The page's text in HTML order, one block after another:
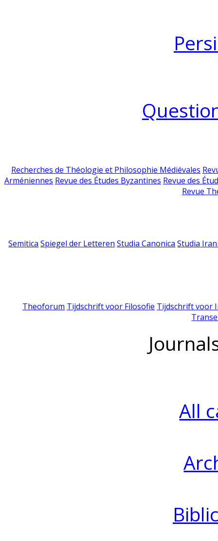
Recherches de Théologie et Philosophie Médiévales
Arméniennes Revue des Études Byzantines Revue des
Revue
Semitica Spiegel der Letteren Studia Canonica Studia
Theoforum Tijdschrift voor Filosofie Tijdschrift voor
All